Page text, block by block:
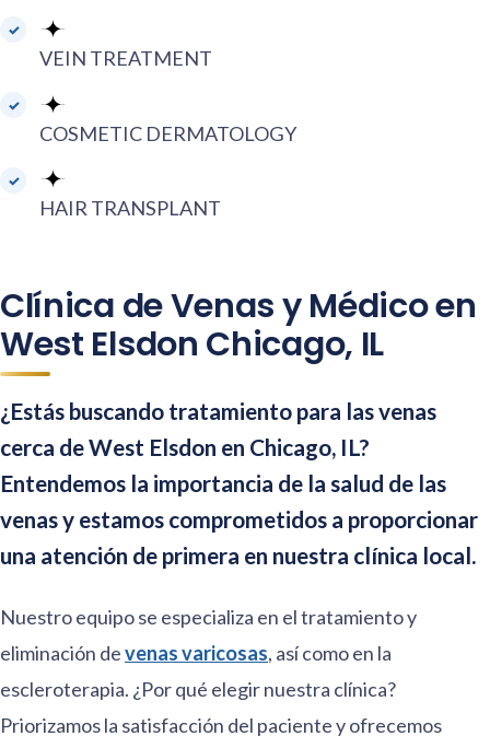
VEIN TREATMENT
COSMETIC DERMATOLOGY
HAIR TRANSPLANT
Clínica de Venas y Médico en
West Elsdon Chicago, IL
¿Estás buscando tratamiento para las venas
cerca de West Elsdon en Chicago, IL?
Entendemos la importancia de la salud de las
venas y estamos comprometidos a proporcionar
una atención de primera en nuestra clínica local.
Nuestro equipo se especializa en el tratamiento y
eliminación devenas varicosas, así como en la
escleroterapia. ¿Por qué elegir nuestra clínica?
Priorizamos la satisfacción del paciente y ofrecemos